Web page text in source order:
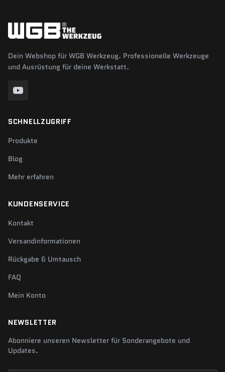
Dein Webshop für WGB Werkzeug. Professionelle Werkzeuge
und Ausrüstung für deine Werkstatt.
SCHNELLZUGRIFF
Produkte
Blog
Mehr erfahren
KUNDENSERVICE
Kontakt
Versandinformationen
Rückgabe & Umtausch
FAQ
Mein Konto
NEWSLETTER
Abonniere unseren Newsletter für Sonderangebote und
Updates.
Deine E-Mail-Adresse